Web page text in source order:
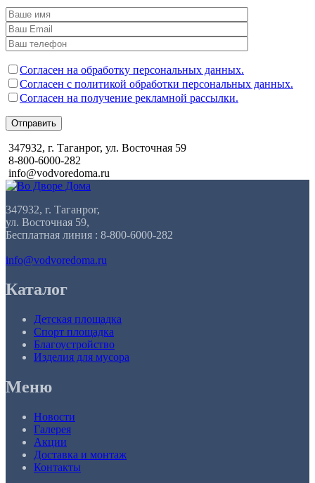
Согласен на обработку персональных данных.
Согласен с политикой обработки персональных данных.
Согласен на получение рекламной рассылки.
Отправить
347932, г. Таганрог, ул. Восточная 59
8-800-6000-282
info@vodvoredoma.ru
347932, г. Таганрог,
ул. Восточная 59,
Бесплатная линия : 8-800-6000-282
info@vodvoredoma.ru
Каталог
Детская площадка
Спорт площадка
Благоустройство
Изделия для мусора
Меню
Новости
Галерея
Акции
Доставка и монтаж
Контакты